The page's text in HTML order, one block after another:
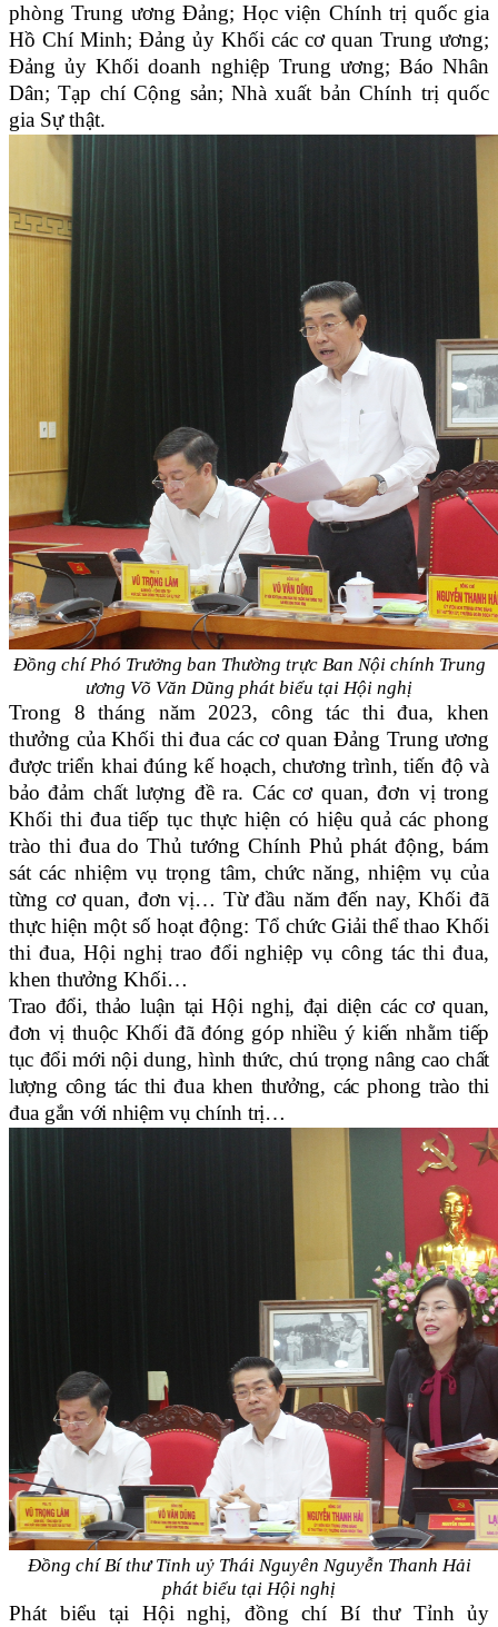
phòng Trung ương Đảng; Học viện Chính trị quốc gia
Hồ Chí Minh; Đảng ủy Khối các cơ quan Trung ương;
Đảng ủy Khối doanh nghiệp Trung ương; Báo Nhân
Dân; Tạp chí Cộng sản; Nhà xuất bản Chính trị quốc
gia Sự thật.
Đồng chí Phó Trưởng ban Thường trực Ban Nội chính Trung
ương Võ Văn Dũng phát biểu tại Hội nghị
Trong 8 tháng năm 2023, công tác thi đua, khen
thưởng của Khối thi đua các cơ quan Đảng Trung ương
được triển khai đúng kế hoạch, chương trình, tiến độ và
bảo đảm chất lượng đề ra. Các cơ quan, đơn vị trong
Khối thi đua tiếp tục thực hiện có hiệu quả các phong
trào thi đua do Thủ tướng Chính Phủ phát động, bám
sát các nhiệm vụ trọng tâm, chức năng, nhiệm vụ của
từng cơ quan, đơn vị… Từ đầu năm đến nay, Khối đã
thực hiện một số hoạt động: Tổ chức Giải thể thao Khối
thi đua, Hội nghị trao đổi nghiệp vụ công tác thi đua,
khen thưởng Khối…
Trao đổi, thảo luận tại Hội nghị, đại diện các cơ quan,
đơn vị thuộc Khối đã đóng góp nhiều ý kiến nhằm tiếp
tục đổi mới nội dung, hình thức, chú trọng nâng cao chất
lượng công tác thi đua khen thưởng, các phong trào thi
đua gắn với nhiệm vụ chính trị…
Đồng chí Bí thư Tỉnh uỷ Thái Nguyên Nguyễn Thanh Hải
phát biểu tại Hội nghị
Phát biểu tại Hội nghị, đồng chí Bí thư Tỉnh ủy